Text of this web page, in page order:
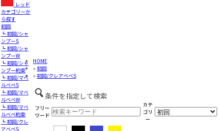
レッド
カテゴリーか
ら探す
初回
┗ 初回/シャ
ンプーS
┗ 初回/シャ
ンプーW
┗ 初回/シャ
ンプー約束
┗ 初回/マベ
ルベベS
┗ 初回/マベ
ルベベW
┗ 初回/マベ
ルベベ約束
┗ 初回/クレ
アベベS
HOME
» 初回
» 初回/クレアベベS
条件を指定して検索
フリー
ワード
カテ
ゴリ
ー